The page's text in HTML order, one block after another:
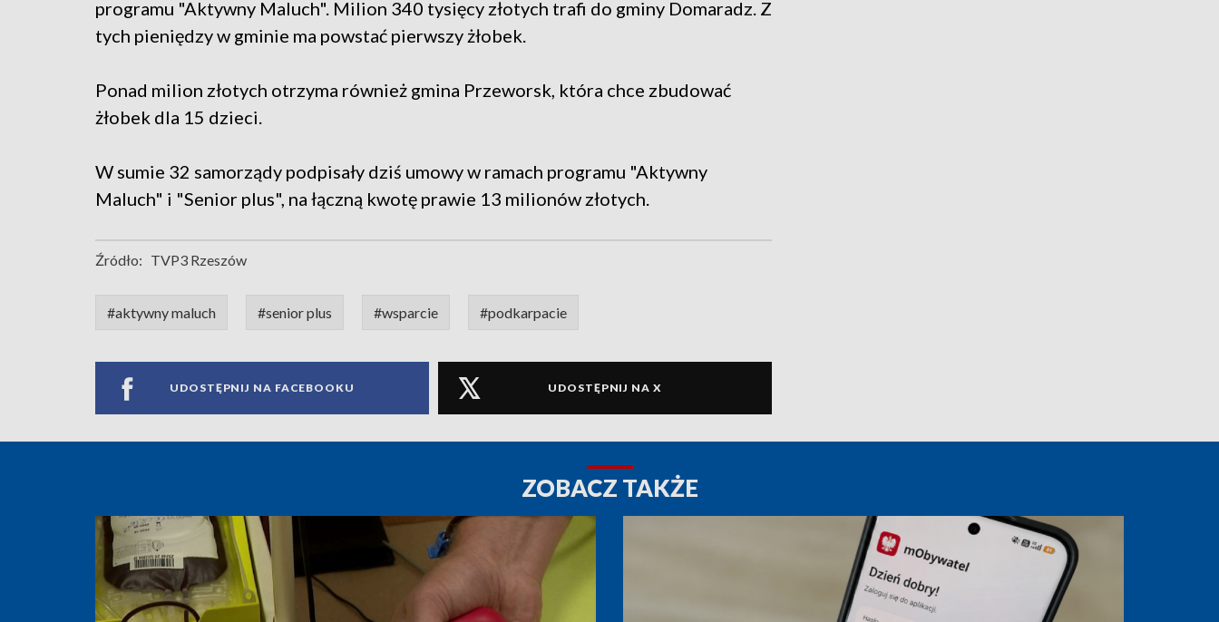
programu "Aktywny Maluch". Milion 340 tysięcy złotych trafi do gminy Domaradz. Z
tych pieniędzy w gminie ma powstać pierwszy żłobek.
Ponad milion złotych otrzyma również gmina Przeworsk, która chce zbudować
żłobek dla 15 dzieci.
W sumie 32 samorządy podpisały dziś umowy w ramach programu "Aktywny
Maluch" i "Senior plus", na łączną kwotę prawie 13 milionów złotych.
Źródło: TVP3 Rzeszów
#aktywny maluch #senior plus #wsparcie #podkarpacie
UDOSTĘPNIJ NA FACEBOOKU UDOSTĘPNIJ NA X
ZOBACZ TAKŻE